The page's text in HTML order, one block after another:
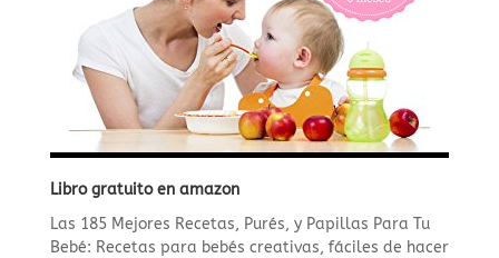
Libro gratuito en amazon
Las 185 Mejores Recetas, Purés, y Papillas Para Tu
Bebé: Recetas para bebés creativas, fáciles de hacer